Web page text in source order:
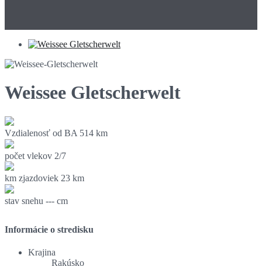
Weissee Gletscherwelt
Vzdialenosť od BA 514 km
počet vlekov 2/7
km zjazdoviek 23 km
stav snehu --- cm
Informácie o stredisku
Krajina
Rakúsko